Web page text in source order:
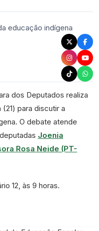
dos Deputados realiza
para discutir a
O debate atende
Joenia
Rosa Neide (PT-
12, às 9 horas.